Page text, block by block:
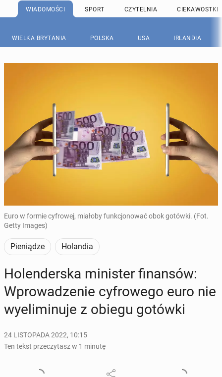
WIADOMOŚCI SPORT CZYTELNIA CIEKAWOSTKI
WIELKA BRYTANIA POLSKA USA IRLANDIA
Euro w formie cyfrowej, miałoby funkcjonować obok gotówki. (Fot.
Getty Images)
Pieniądze Holandia
Ho­len­der­ska mi­ni­ster fi­nan­sów:
Wpro­wa­dze­nie cy­fro­we­go euro nie
wy­eli­mi­nu­je z obiegu gotówki
24 LISTOPADA 2022, 10:15
Ten tekst przeczytasz w 1 minutę